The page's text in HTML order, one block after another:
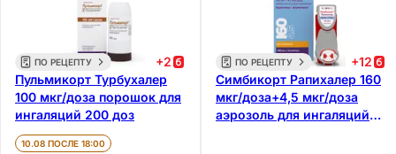
ПО РЕЦЕПТУ +2
Пульмикорт Турбухалер
100 мкг/доза порошок для
ингаляций 200 доз
10.08 ПОСЛЕ 18:00
ПО РЕЦЕПТУ +12
Симбикорт Рапихалер 160
мкг/доза+4,5 мкг/доза
аэрозоль для ингаляций